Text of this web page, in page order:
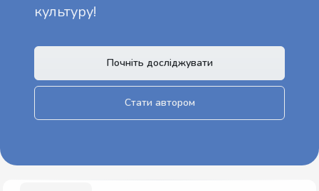
культуру!
Почніть досліджувати
Стати автором